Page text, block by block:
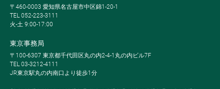
〒460-0003 愛知県名古屋市中区錦1-20-1
TEL 052-223-3111
火-土 9:00-17:00
東京事務局
〒100-6307 東京都千代田区丸の内2-4-1丸の内ビル7F
TEL 03-3212-4111
JR東京駅丸の内南口より徒歩1分